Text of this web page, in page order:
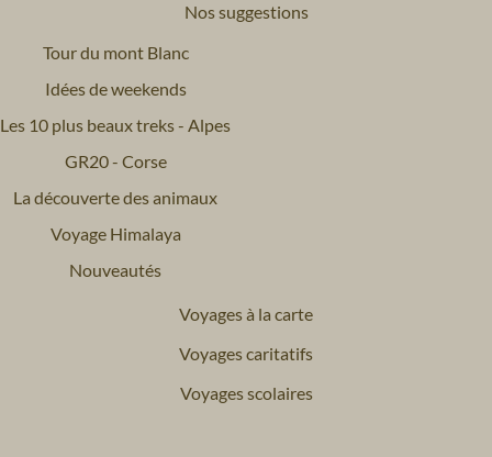
Nos suggestions
Tour du mont Blanc
Idées de weekends
Les 10 plus beaux treks - Alpes
GR20 - Corse
La découverte des animaux
Voyage Himalaya
Nouveautés
Voyages à la carte
Voyages caritatifs
Voyages scolaires